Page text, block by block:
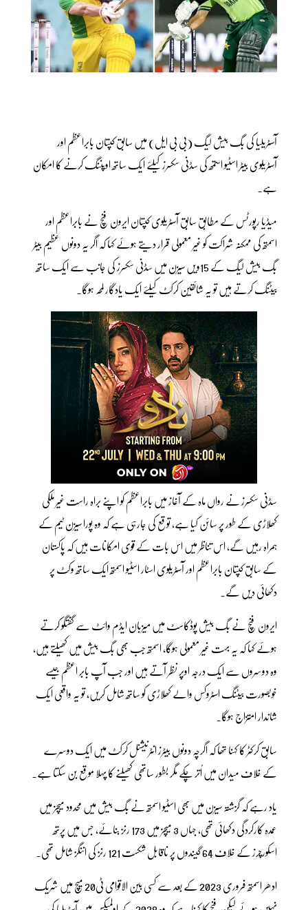
آسٹریلیا کی بگ بیش لیگ (بی بی ایل) میں سابق کپتان بابراعظم اور
آسٹریلوی بیٹر اسٹیو استمھ کی سڈنی سکسرز کیلئے ایک ساتھ اوپننگ کرنے کا امکان
ہے۔
میڈیا رپورٹس کے مطابق سابق آسٹریلوی کپتان ایرون فنچ نے بابراعظم اور
اسمتھ کی ممکنہ شراکت کو غیر معمولی قرار دیتے ہوئے کہا کہ اگر یہ دونوں عظیم بیٹر
بگ بیش لیگ کے 15ویں سیزن میں سڈنی سکسرز کی جانب سے ایک ساتھ
بیٹنگ کرتے ہیں تو یہ شائقین کرکٹ کیلئے ایک یادگار لمحہ ہوگا۔
سڈنی سکسرز نے رواں ماہ کے آغاز میں بابراعظم کو اپنے براہ راست غیر ملکی
کھلاڑی کے طور پر سائن کیا ہے، توقع کی جارہی ہے کہ وہ پورا سیزن ٹیم کے
ہمراہ رہیں گے، اس تناظر میں اس بات کے قوی امکانات ہیں کہ پاکستان
کے سابق کپتان بابراعظم اور آسٹریلوی اسٹار اسٹیو اسمتھ ایک ساتھ وکٹ پر
دکھائی دیں گے۔
ایرون فنچ نے بگ بیش پوڈکاسٹ میں میزبان ایڈم وائٹ سے گفتگو کرتے
ہوئے کہا کہ یہ بہت غیر معمولی ہوگا، اسمتھ جب بھی بگ بیش میں کھیلتے ہیں،
وہ دوسروں سے ایک درجہ اوپر نظر آتے ہیں اور جب آپ بابر اعظم جیسے
خوبصورت بیٹنگ اسٹروکس والے کھلاڑی کو ساتھ شامل کریں، تو یہ واقعی ایک
شاندار امتزاج ہوگا۔
سابق کرکٹر کا کہنا تھا کہ اگرچہ دونوں بیٹرز انٹرنیشنل کرکٹ میں ایک دوسرے
کے خلاف میدان میں اُتر چکے مگر بطور ساتھی کھیلنے کا پہلا موقع بن سکتا ہے۔
یاد رہے کہ گزشتہ سیزن میں بھی اسٹیو اسمتھ نے بگ بیش میں محدود میچز میں
عمدہ کارکردگی دکھائی تھی، جہاں 3 میچز میں 173 رنز بنائے، جس میں پرتھ
اسکورچرز کے خلاف 64 گیندوں پر ناقابل شکست 121 رنز کی اننگز شامل تھی۔
ادھر اسمتھ فروری 2023 کے بعد سے کسی بین الاقوامی ٹی20 میچ میں شریک